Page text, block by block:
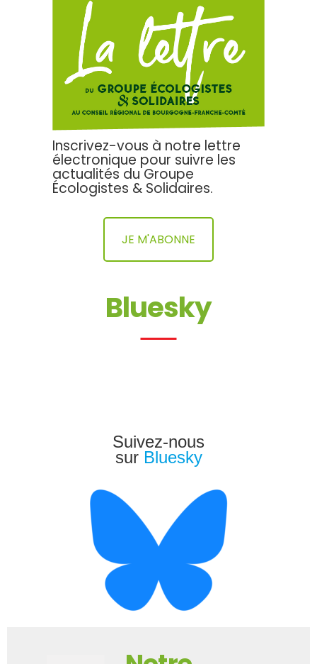
Suivre sur Instagram
Inscrivez-vous à notre lettre
électronique pour suivre les
actualités du Groupe
Écologistes & Solidaires.
JE M'ABONNE
Bluesky
Suivez-nous
sur Bluesky